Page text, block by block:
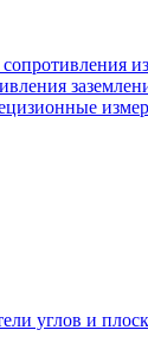
углов и